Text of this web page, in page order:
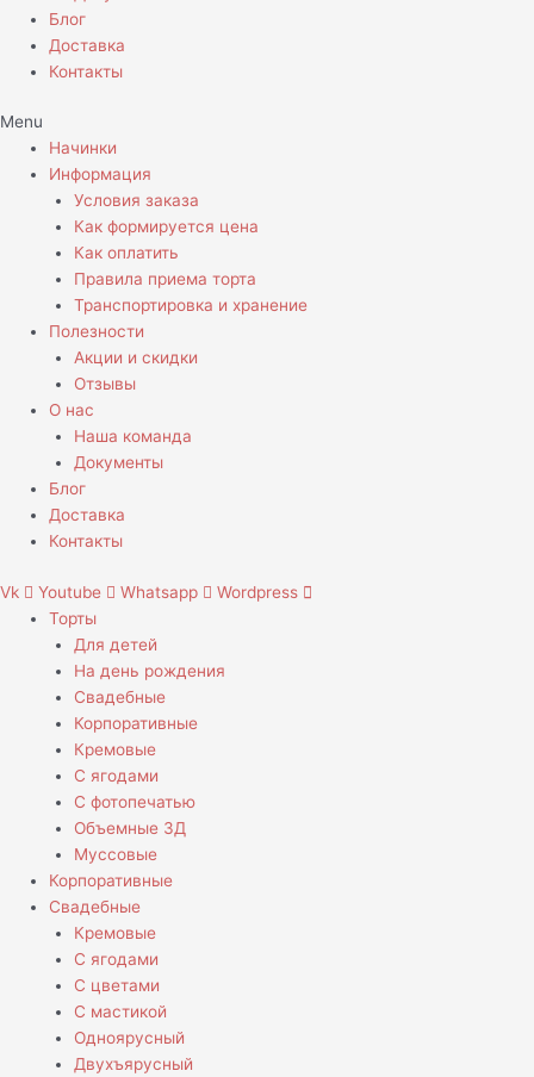
Блог
Доставка
Контакты
Menu
Начинки
Информация
Условия заказа
Как формируется цена
Как оплатить
Правила приема торта
Транспортировка и хранение
Полезности
Акции и скидки
Отзывы
О нас
Наша команда
Документы
Блог
Доставка
Контакты
Vk Youtube Whatsapp
Wordpress
Торты
Для детей
На день рождения
Свадебные
Корпоративные
Кремовые
С ягодами
С фотопечатью
Объемные 3Д
Муссовые
Корпоративные
Свадебные
Кремовые
С ягодами
С цветами
С мастикой
Одноярусный
Двухъярусный